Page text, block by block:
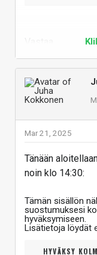
Mar 21, 2025
Tänään
noin klo 14:30:
Tämän sisällön
suostumuksesi
hyväksymiseen.
Lisätietoja löydät
HYVÄKSY